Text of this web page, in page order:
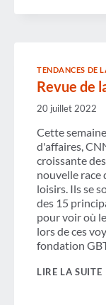
TENDANCES DE
Revue de
20 juillet 2022
Cette
d'affaires,
croissante
nouvelle race
loisirs. Ils se
des 15
pour voir où
lors de ces
fondation
LIRE LA SUITE